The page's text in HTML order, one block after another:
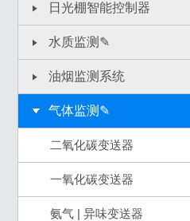
日光棚智能控制器
水质监测✎
油烟监测系统
气体监测✎
二氧化碳变送器
一氧化碳变送器
氨气 | 异味变送器